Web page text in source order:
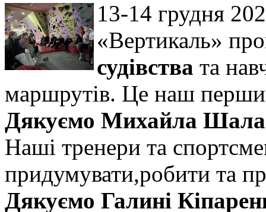
13-14 грудня
«Вертикаль»
судівства та
маршрутів. Це наш
Дякуємо Михайла
Наші тренери та
придумувати,робити та
Дякуємо Галині